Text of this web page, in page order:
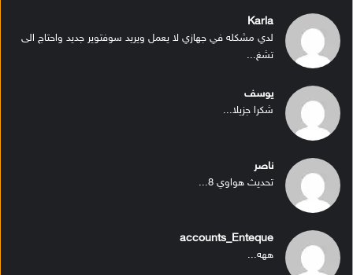
Karla
لدي مشكله في جهازي لا يعمل ويريد سوفتوير جديد واحتاج الى
تشغ...
يوسف
شكرا جزيلا...
ناصر
تحديث هواوي 8...
accounts_Enteque
ههه...